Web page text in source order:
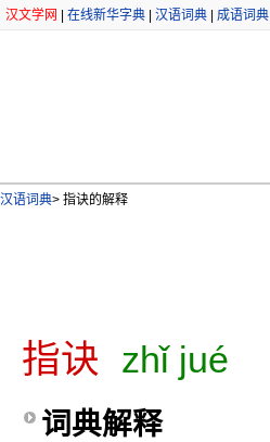
汉文学网 在线新华字典 汉语词典 成语词典
汉语词典> 指诀的解释
指诀 zhǐ jué
词典解释